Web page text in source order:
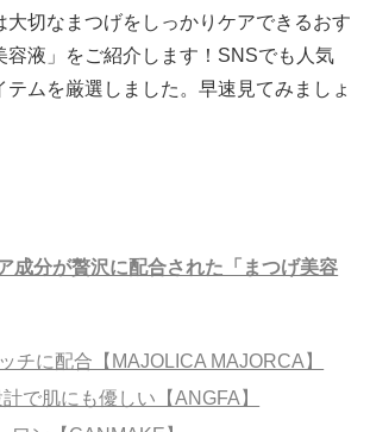
大切なまつげをしっかりケアできるおす
容液」をご紹介します！SNSでも人気
テムを厳選しました。早速見てみましょ
成分が贅沢に配合された「まつげ美容
チに配合【MAJOLICA MAJORCA】
で肌にも優しい【ANGFA】